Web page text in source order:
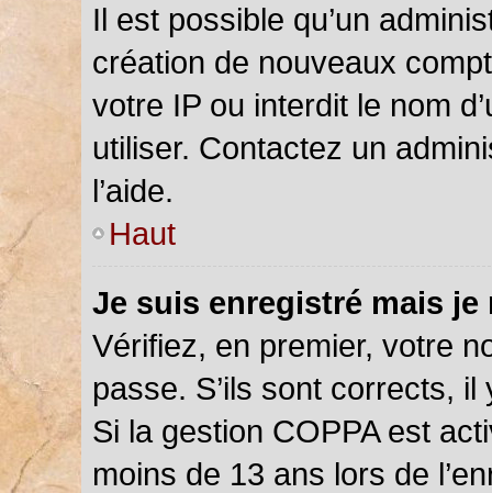
Il est possible qu’un
création de nouveaux
votre IP ou interdit le nom
utiliser. Contactez un
l’aide.
Haut
Je suis enregistré mais
Vérifiez, en premier, votre
passe. S’ils sont corrects,
Si la gestion COPPA est
moins de 13 ans lors de